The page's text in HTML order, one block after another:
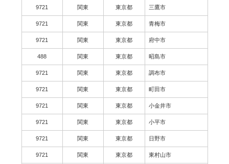
9721 関東 東京都 三鷹市
9721 関東 東京都 青梅市
9721 関東 東京都 府中市
488 関東 東京都 昭島市
9721 関東 東京都 調布市
9721 関東 東京都 町田市
9721 関東 東京都 小金井市
9721 関東 東京都 小平市
9721 関東 東京都 日野市
9721 関東 東京都 東村山市